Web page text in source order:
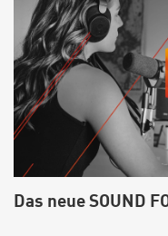
Das neue SOUND